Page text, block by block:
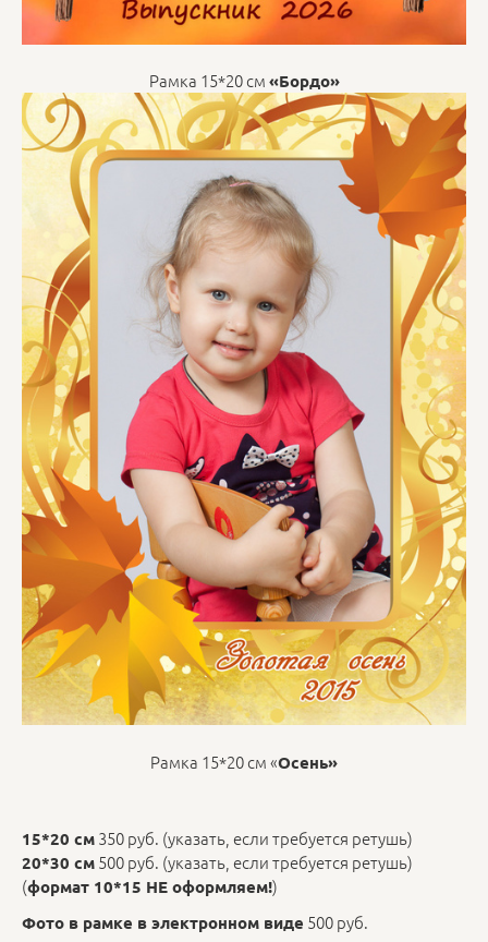
Рамка 15*20 см «Бордо»
Рамка 15*20 см «Осень»
15*20 см 350 руб. (указать, если требуется ретушь)
20*30 см 500 руб. (указать, если требуется ретушь)
(формат 10*15 НЕ оформляем!)
Фото в рамке в электронном виде 500 руб.